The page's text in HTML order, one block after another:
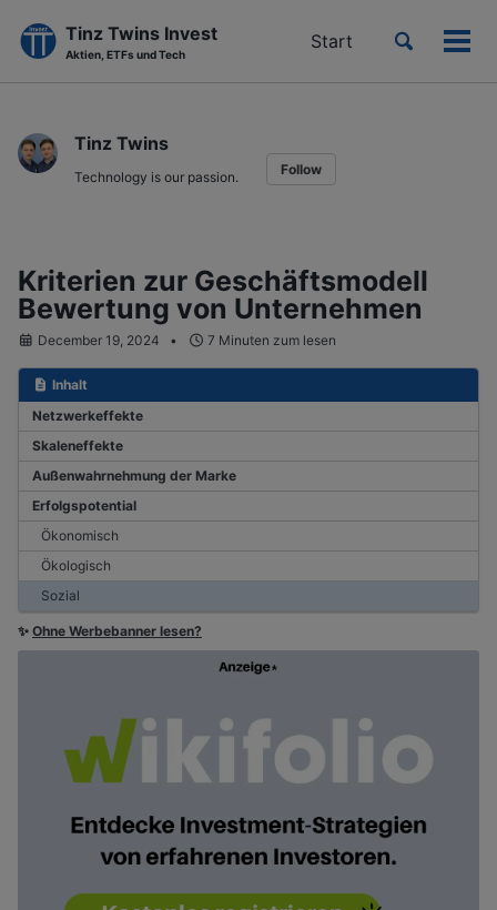
primary
navigation
content
footer
Tinz Twins Invest
Aktien, ETFs und Tech
Start
Toggle
Tinz Twins
Technology is our passion. Follow
Kriterien zur Geschäftsmodell
Bewertung von Unternehmen
December 19, 2024 7 Minuten zum lesen
Inhalt
Netzwerkeffekte
Skaleneffekte
Außenwahrnehmung der Marke
Erfolgspotential
Ökonomisch
Ökologisch
Sozial
✨ Ohne Werbebanner lesen?